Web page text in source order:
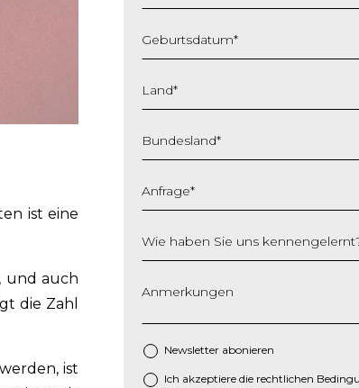
ist eine
und auch
die Zahl
ist
Geburtsdatum*
Schrägstrich
MM
JJJJ
Land*
Bundesland*
Anfrage*
Wie haben Sie uns
Anmerkungen
Newsletter abonieren
* Ich akzeptiere die rechtlichen